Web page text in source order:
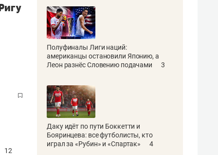
12
Полуфиналы Лиги наций:
американцы остановили Японию, а
Леон разнёс Словению подачами
3
Даку идёт по пути Боккетти и
Бояринцева: все футболисты, кто
играл за «Рубин» и «Спартак»
4